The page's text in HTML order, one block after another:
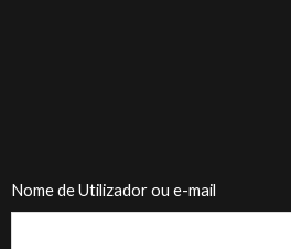
Nome de Utilizador ou e-mail